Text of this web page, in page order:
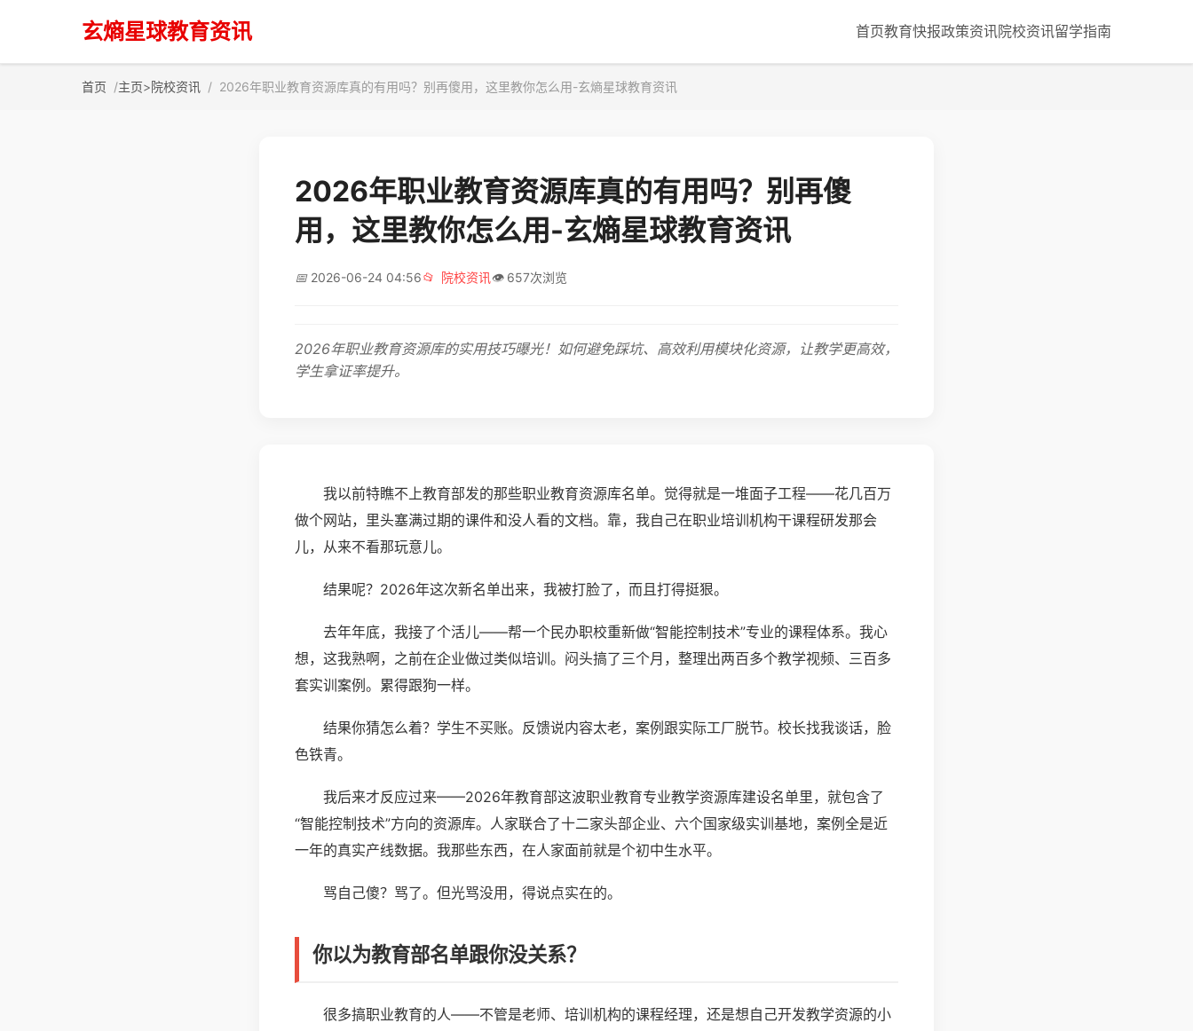
玄熵星球教育资讯 首页教育快报政策资讯院校资讯留学指南
首页 主页>院校资讯 2026年职业教育资源库真的有用吗？别再傻用，这里教你怎么用-玄熵星球教育资讯
2026年职业教育资源库真的有用吗？别再傻
用，这里教你怎么用-玄熵星球教育资讯
📅 2026-06-24 04:56📂 院校资讯👁️ 657次浏览
2026年职业教育资源库的实用技巧曝光！如何避免踩坑、高效利用模块化资源，让教学更高效，
学生拿证率提升。
我以前特瞧不上教育部发的那些职业教育资源库名单。觉得就是一堆面子工程——花几百万
做个网站，里头塞满过期的课件和没人看的文档。靠，我自己在职业培训机构干课程研发那会
儿，从来不看那玩意儿。
结果呢？2026年这次新名单出来，我被打脸了，而且打得挺狠。
去年年底，我接了个活儿——帮一个民办职校重新做“智能控制技术”专业的课程体系。我心
想，这我熟啊，之前在企业做过类似培训。闷头搞了三个月，整理出两百多个教学视频、三百多
套实训案例。累得跟狗一样。
结果你猜怎么着？学生不买账。反馈说内容太老，案例跟实际工厂脱节。校长找我谈话，脸
色铁青。
我后来才反应过来——2026年教育部这波职业教育专业教学资源库建设名单里，就包含了
“智能控制技术”方向的资源库。人家联合了十二家头部企业、六个国家级实训基地，案例全是近
一年的真实产线数据。我那些东西，在人家面前就是个初中生水平。
骂自己傻？骂了。但光骂没用，得说点实在的。
你以为教育部名单跟你没关系？
很多搞职业教育的人——不管是老师、培训机构的课程经理，还是想自己开发教学资源的小